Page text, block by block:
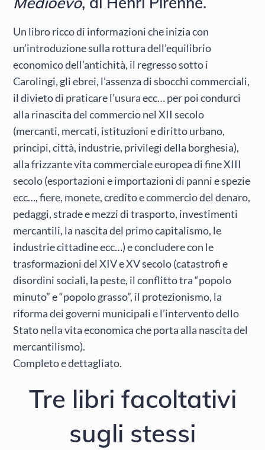
Un libro ricco di informazioni che inizia con
un’introduzione sulla rottura dell’equilibrio
economico dell’antichità, il regresso sotto i
Carolingi, gli ebrei, l’assenza di sbocchi commerciali,
il divieto di praticare l’usura ecc… per poi condurci
alla rinascita del commercio nel XII secolo
(mercanti, mercati, istituzioni e diritto urbano,
principi, città, industrie, privilegi della borghesia),
alla frizzante vita commerciale europea di fine XIII
secolo (esportazioni e importazioni di panni e spezie
ecc…, fiere, monete, credito e commercio del denaro,
pedaggi, strade e mezzi di trasporto, investimenti
mercantili, la nascita del primo capitalismo, le
industrie cittadine ecc…) e concludere con le
trasformazioni del XIV e XV secolo (catastrofi e
disordini sociali, la peste, il conflitto tra “popolo
minuto” e “popolo grasso”, il protezionismo, la
riforma dei governi municipali e l’intervento dello
Stato nella vita economica che porta alla nascita del
mercantilismo).
Completo e dettagliato.
Tre libri facoltativi
sugli stessi